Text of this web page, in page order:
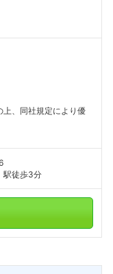
上、同社規定により優
駅徒歩3分